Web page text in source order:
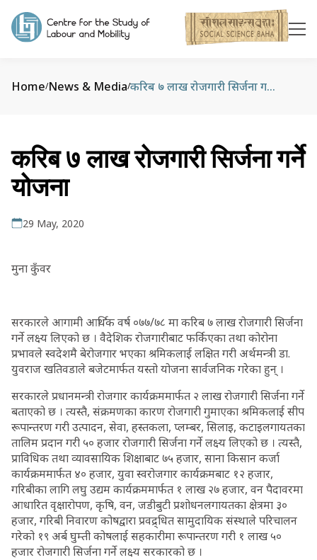
Home/News & Media/ करिब ७ लाख रोजगारी सिर्जना गर्ने योजना
करिब ७ लाख रोजगारी सिर्जना गर्ने
योजना
29 May, 2020
मुना कुँवर
सरकारले आगामी आर्थिक वर्ष ०७७/७८ मा करिब ७ लाख रोजगारी सिर्जना
गर्ने लक्ष्य लिएको छ । वैदेशिक रोजगारीबाट फर्किएका तथा कोरोना
प्रभावले स्वदेशमै बेरोजगार भएका श्रमिकलाई लक्षित गरी अर्थमन्त्री डा.
युवराज खतिवडाले बजेटमार्फत यस्तो योजना सार्वजनिक गरेका हुन् ।
सरकारले प्रधानमन्त्री रोजगार कार्यक्रममार्फत २ लाख रोजगारी सिर्जना गर्ने
बताएको छ । त्यस्तै, संक्रमणका कारण रोजगारी गुमाएका श्रमिकलाई सीप
रूपान्तरण गरी उत्पादन, सेवा, हस्तकला, प्लम्बर, सिलाइ, कटाइलगायतका
तालिम प्रदान गरी ५० हजार रोजगारी सिर्जना गर्ने लक्ष्य लिएको छ । त्यस्तै,
प्राविधिक तथा व्यावसायिक शिक्षाबाट ७५ हजार, साना किसान कर्जा
कार्यक्रममार्फत ४० हजार, युवा स्वरोजगार कार्यक्रमबाट १२ हजार,
गरिबीका लागि लघु उद्यम कार्यक्रममार्फत १ लाख २७ हजार, वन पैदावरमा
आधारित वृक्षारोपण, कृषि, वन, जडीबुटी प्रशोधनलगायतका क्षेत्रमा ३०
हजार, गरिबी निवारण कोषद्वारा प्रवद्र्धित सामुदायिक संस्थाले परिचालन
गरेको १९ अर्ब घुम्ती कोषलाई सहकारीमा रूपान्तरण गरी १ लाख ५०
हजार रोजगारी सिर्जना गर्ने लक्ष्य सरकारको छ ।